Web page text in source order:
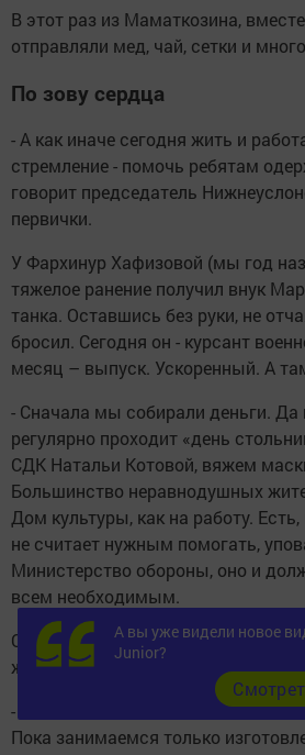
В этот раз из Маматкозина,
отправляли мед, чай, сетки и
По зову сердца
- А как иначе сегодня жить и
стремление - помочь ребятам
говорит председатель
первички.
У Фархинур Хафизовой (мы год
тяжелое ранение получил внук
танка. Оставшись без руки, не
бросил. Сегодня он - курсант
месяц – выпуск. Ускоренный. А
- Сначала мы собирали деньги. Да
регулярно проходит «день
СДК Натальи Котовой, вяжем
Большинство неравнодушных
Дом культуры, как на работу. Есть,
не считает нужным помогать,
Министерство обороны, оно и
всем необходимым.
О том, как, с каким настроем
жители села, рассказала Котова:
- От пяти до десяти человек
Пока занимаемся только
А вы уже видели новое
Junior?